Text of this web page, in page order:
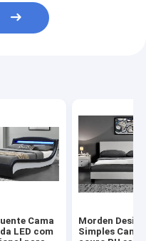
Cama
LED com
Morden Design
Simples Cama